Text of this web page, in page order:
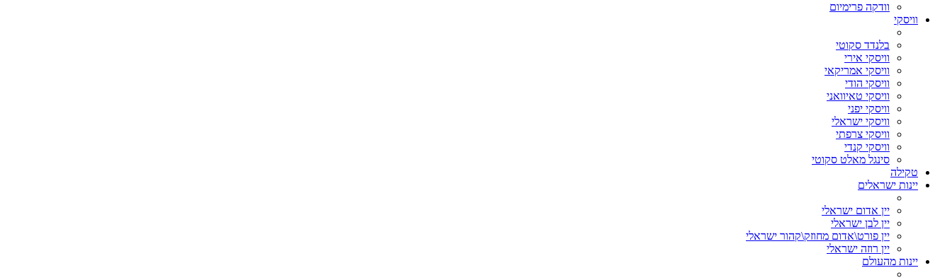
וודקה פרימיום
וויסקי
בלנדד סקוטי
וויסקי אירי
וויסקי אמריקאי
וויסקי הודי
וויסקי טאיוואני
וויסקי יפני
וויסקי ישראלי
וויסקי צרפתי
וויסקי קנדי
סינגל מאלט סקוטי
טקילה
יינות ישראלים
יין אדום ישראלי
יין לבן ישראלי
יין פורט\אדום מחוזק\קהור ישראלי
יין רוזה ישראלי
יינות מהעולם